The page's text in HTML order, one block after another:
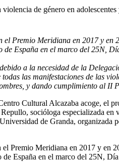
de género en
el Premio Meridiana en 2017 y en
de España en el marco del 25N,
a la necesidad de la
las manifestaciones de las
y dando cumplimiento al II
Cultural Alcazaba acoge, el
socióloga especializada en
de Granda, organizada
el Premio Meridiana en 2017 y en
de España en el marco del 25N,